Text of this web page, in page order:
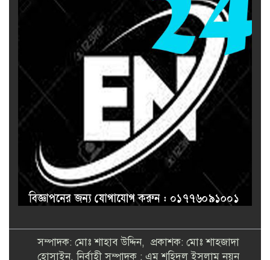
সম্পাদক: মোঃ শাহাব উদ্দিন, প্রকাশক: মোঃ শাহজাদা
হোসাইন, নির্বাহী সম্পাদক : এম শহিদুল ইসলাম নয়ন